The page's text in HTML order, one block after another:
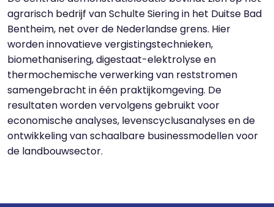
agrarisch bedrijf van Schulte Siering in het Duitse Bad
Bentheim, net over de Nederlandse grens. Hier
worden innovatieve vergistingstechnieken,
biomethanisering, digestaat-elektrolyse en
thermochemische verwerking van reststromen
samengebracht in één praktijkomgeving. De
resultaten worden vervolgens gebruikt voor
economische analyses, levenscyclusanalyses en de
ontwikkeling van schaalbare businessmodellen voor
de landbouwsector.